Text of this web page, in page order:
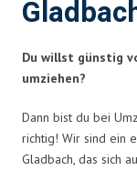
Du willst günstig
umziehen?
Dann bist du bei
richtig! Wir sind ein
Gladbach, das sich